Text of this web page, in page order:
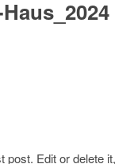
post. Edit or delete it,